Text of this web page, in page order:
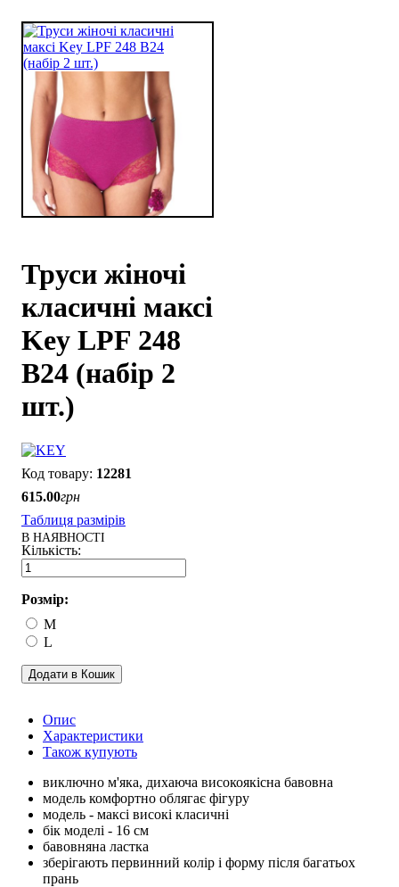
Труси жіночі
класичні максі
Key LPF 248
B24 (набір 2
шт.)
12281
615.00грн
Таблиця размірів
В НАЯВНОСТІ
Розмір:
M
L
Додати в Кошик
Опис
Характеристики
Також купують
виключно м'яка, дихаюча високоякісна бавовна
модель комфортно облягає фігуру
модель - максі високі класичні
бік моделі - 16 см
бавовняна ластка
зберігають первинний колір і форму після багатьох
прань